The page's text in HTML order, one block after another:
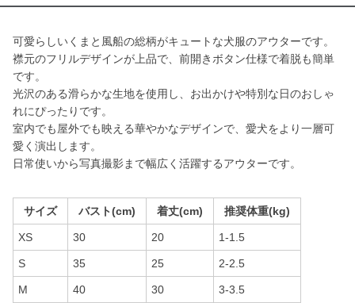
可愛らしいくまと風船の総柄がキュートな犬服のアウターです。
襟元のフリルデザインが上品で、前開きボタン仕様で着脱も簡単
です。
光沢のある滑らかな生地を使用し、お出かけや特別な日のおしゃ
れにぴったりです。
室内でも屋外でも映える華やかなデザインで、愛犬をより一層可
愛く演出します。
日常使いから写真撮影まで幅広く活躍するアウターです。
サイズ バスト(cm) 着丈(cm) 推奨体重(kg)
XS 30 20 1-1.5
S 35 25 2-2.5
M 40 30 3-3.5